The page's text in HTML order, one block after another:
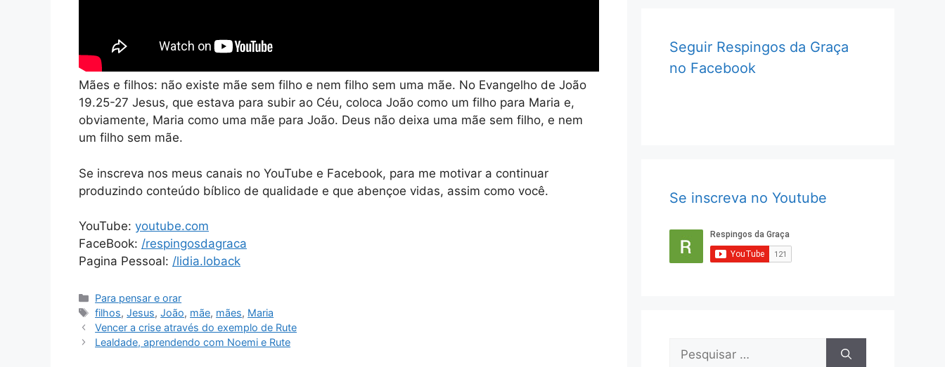
Mães e filhos: não existe mãe sem filho e nem filho sem uma mãe. No Evangelho de João
19.25-27 Jesus, que estava para subir ao Céu, coloca João como um filho para Maria e,
obviamente, Maria como uma mãe para João. Deus não deixa uma mãe sem filho, e nem
um filho sem mãe.
Se inscreva nos meus canais no YouTube e Facebook, para me motivar a continuar
produzindo conteúdo bíblico de qualidade e que abençoe vidas, assim como você.
YouTube: youtube.com
FaceBook: /respingosdagraca
Pagina Pessoal: /lidia.loback
Categorias
Para pensar e orar
Tags
filhos,Jesus,João, mãe, mães, Maria
Vencer a crise através do exemplo de Rute
Lealdade, aprendendo com Noemi e Rute
Seguir Respingos da Graça
no Facebook
Se inscreva no Youtube
Pesquisar